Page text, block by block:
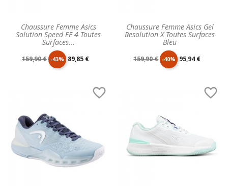
Chaussure Femme Asics
Solution Speed FF 4 Toutes
Surfaces...
Prix
159,90 € -43% Prix
89,85 €
Chaussure Femme Asics Gel
Resolution X Toutes Surfaces
Bleu
Prix
159,90 € -40% Prix
95,94 €
 